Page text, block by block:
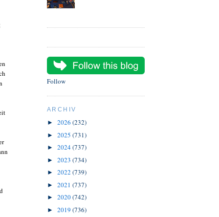
Follow
ARCHIV
► 2026 (232)
► 2025 (731)
► 2024(737)
► 2023 (734)
► 2022 (739)
► 2021 (737)
► 2020(742)
► 2019 (736)